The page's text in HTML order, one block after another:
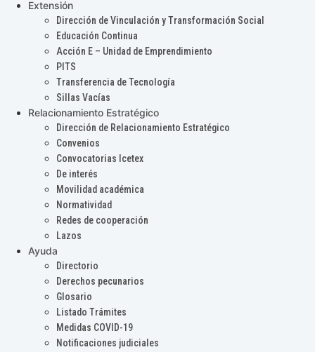
Extensión
Dirección de Vinculación y Transformación Social
Educación Continua
Acción E – Unidad de Emprendimiento
PITS
Transferencia de Tecnología
Sillas Vacías
Relacionamiento Estratégico
Dirección de Relacionamiento Estratégico
Convenios
Convocatorias Icetex
De interés
Movilidad académica
Normatividad
Redes de cooperación
Lazos
Ayuda
Directorio
Derechos pecunarios
Glosario
Listado Trámites
Medidas COVID-19
Notificaciones judiciales